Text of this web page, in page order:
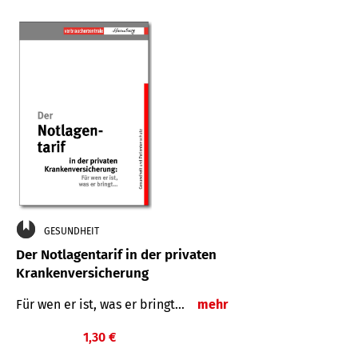
GESUNDHEIT
Der Notlagentarif in der privaten
Krankenversicherung
Für wen er ist, was er bringt… mehr
1,30 €